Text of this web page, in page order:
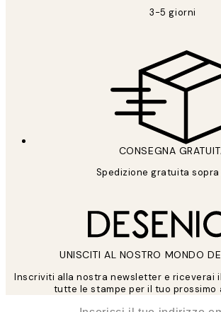
3-5 giorni
CONSEGNA
Spedizione gratuita
UNISCITI AL NOSTRO MONDO
Inscriviti alla nostra newsletter e riceverai
tutte le stampe per il tuo prossimo